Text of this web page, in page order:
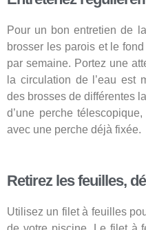
Pour un bon entretien de
brosser les parois et le
par semaine. Portez une
la circulation de l’eau est
des brosses de différentes
d’une perche
avec une perche déjà fixée.
Retirez les feuilles,
Utilisez un filet à feuilles